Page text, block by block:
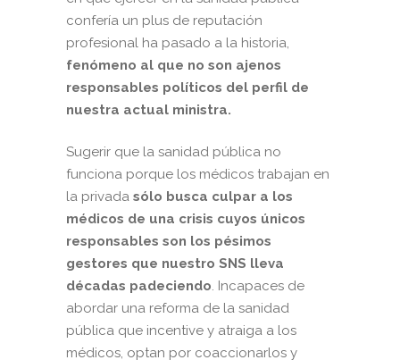
confería un plus de reputación
profesional ha pasado a la historia,
fenómeno al que no son ajenos
responsables políticos del perfil de
nuestra actual ministra.
Sugerir que la sanidad pública no
funciona porque los médicos trabajan en
la privada sólo busca culpar a los
médicos de una crisis cuyos únicos
responsables son los pésimos
gestores que nuestro SNS lleva
décadas padeciendo. Incapaces de
abordar una reforma de la sanidad
pública que incentive y atraiga a los
médicos, optan por coaccionarlos y